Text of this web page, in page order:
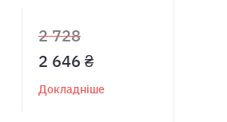
2 728
2 646 ₴
Докладніше